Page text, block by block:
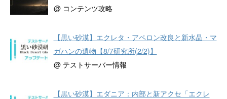
@ コンテンツ攻略
【黒い砂漠】エクレタ・アペロン改良と新水晶・マ
ガハンの遺物【8/7研究所(2/2)】
@ テストサーバー情報
【黒い砂漠】エダニア：内部と新アクセ「エクレ